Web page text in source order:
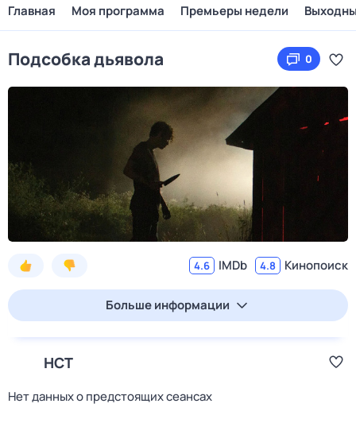
Главная Моя программа Премьеры недели
Подсобка дьявола 0
4.6 IMDb 4.8 Кинопоиск
Больше информации
НСТ
Нет данных о предстоящих сеансах